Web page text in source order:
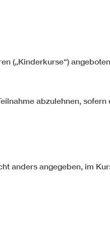
(„Kinderkurse“)
abzulehnen, sofern
anders angegeben, im